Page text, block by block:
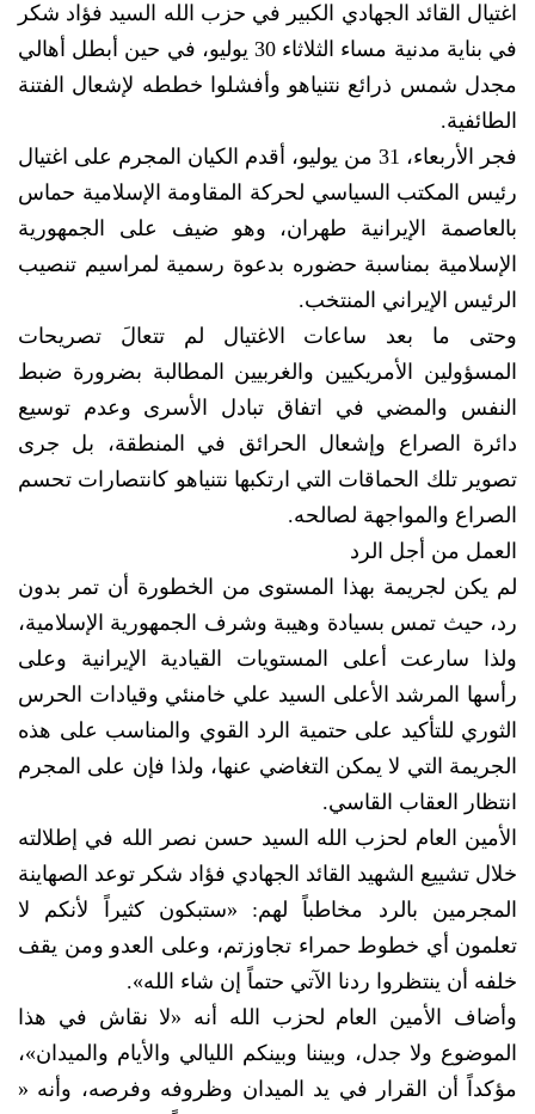
اغتيال القائد الجهادي الكبير في حزب الله السيد فؤاد شكر
في بناية مدنية مساء الثلاثاء 30 يوليو، في حين أبطل أهالي
مجدل شمس ذرائع نتنياهو وأفشلوا خططه لإشعال الفتنة
الطائفية.
فجر الأربعاء، 31 من يوليو، أقدم الكيان المجرم على اغتيال
رئيس المكتب السياسي لحركة المقاومة الإسلامية حماس
بالعاصمة الإيرانية طهران، وهو ضيف على الجمهورية
الإسلامية بمناسبة حضوره بدعوة رسمية لمراسيم تنصيب
الرئيس الإيراني المنتخب.
وحتى ما بعد ساعات الاغتيال لم تتعالَ تصريحات
المسؤولين الأمريكيين والغربيين المطالبة بضرورة ضبط
النفس والمضي في اتفاق تبادل الأسرى وعدم توسيع
دائرة الصراع وإشعال الحرائق في المنطقة، بل جرى
تصوير تلك الحماقات التي ارتكبها نتنياهو كانتصارات تحسم
الصراع والمواجهة لصالحه.
العمل من أجل الرد
لم يكن لجريمة بهذا المستوى من الخطورة أن تمر بدون
رد، حيث تمس بسيادة وهيبة وشرف الجمهورية الإسلامية،
ولذا سارعت أعلى المستويات القيادية الإيرانية وعلى
رأسها المرشد الأعلى السيد علي خامنئي وقيادات الحرس
الثوري للتأكيد على حتمية الرد القوي والمناسب على هذه
الجريمة التي لا يمكن التغاضي عنها، ولذا فإن على المجرم
انتظار العقاب القاسي.
الأمين العام لحزب الله السيد حسن نصر الله في إطلالته
خلال تشييع الشهيد القائد الجهادي فؤاد شكر توعد الصهاينة
المجرمين بالرد مخاطباً لهم: «ستبكون كثيراً لأنكم لا
تعلمون أي خطوط حمراء تجاوزتم، وعلى العدو ومن يقف
خلفه أن ينتظروا ردنا الآتي حتماً إن شاء الله».
وأضاف الأمين العام لحزب الله أنه «لا نقاش في هذا
الموضوع ولا جدل، وبيننا وبينكم الليالي والأيام والميدان»،
مؤكداً أن القرار في يد الميدان وظروفه وفرصه، وأنه «